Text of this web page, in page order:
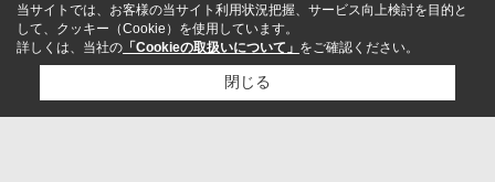
LINEからお問い合わせ
当サイトでは、お客様の当サイト利用状況把握、サービス向上検討を目的と
して、クッキー（Cookie）を使用しています。
詳しくは、当社の 「Cookieの取扱いについて」 をご確認ください。
閉じる